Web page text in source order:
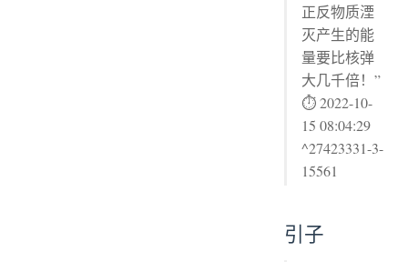
正反物质湮
灭产生的能
量要比核弹
大几千倍！”
⏱ 2022-10-
15 08:04:29
^27423331-3-
15561
引子